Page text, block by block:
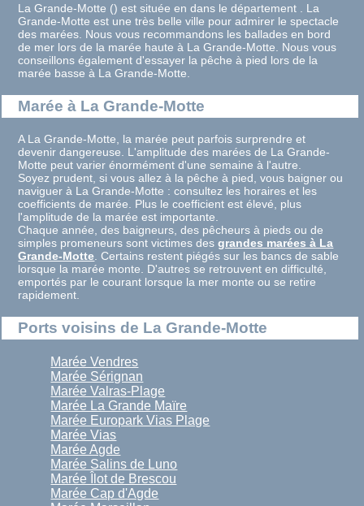
La Grande-Motte () est située en dans le département . La
Grande-Motte est une très belle ville pour admirer le spectacle
des marées. Nous vous recommandons les ballades en bord
de mer lors de la marée haute à La Grande-Motte. Nous vous
conseillons également d'essayer la pêche à pied lors de la
marée basse à La Grande-Motte.
Marée à La Grande-Motte
A La Grande-Motte, la marée peut parfois surprendre et
devenir dangereuse. L'amplitude des marées de La Grande-
Motte peut varier énormément d'une semaine à l'autre.
Soyez prudent, si vous allez à la pêche à pied, vous baigner ou
naviguer à La Grande-Motte : consultez les horaires et les
coefficients de marée. Plus le coefficient est élevé, plus
l'amplitude de la marée est importante.
Chaque année, des baigneurs, des pêcheurs à pieds ou de
simples promeneurs sont victimes desgrandes marées à La
Grande-Motte. Certains restent piégés sur les bancs de sable
lorsque la marée monte. D'autres se retrouvent en difficulté,
emportés par le courant lorsque la mer monte ou se retire
rapidement.
Ports voisins de La Grande-Motte
Marée Vendres
Marée Sérignan
Marée Valras-Plage
Marée La Grande Maïre
Marée Europark Vias Plage
Marée Vias
Marée Agde
Marée Salins de Luno
Marée Îlot de Brescou
Marée Cap d'Agde